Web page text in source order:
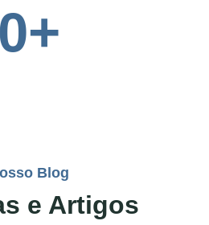
0+
Blog
e Artigos